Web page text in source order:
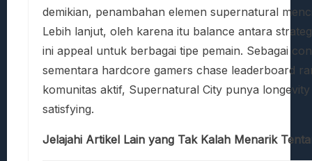
demikian, penambahan elemen supernatural
Lebih lanjut, oleh karena itu balance antara
ini appeal untuk berbagai tipe pemain. Sebagai
sementara hardcore gamers chase leaderboard
komunitas aktif, Supernatural City punya
satisfying.
Jelajahi Artikel Lain yang Tak Kalah Menarik